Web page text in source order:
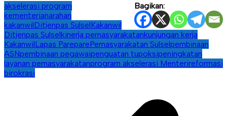
Bagikan:
akselerasi program
kementerianarahan
kakanwilDitjenpas SulselKakanwil
Ditjenpas Sulselkinerja pemasyarakatankunjungan kerja
KakanwilLapas PareparePemasyarakatan Sulselpembinaan
ASNpembinaan pegawaipenguatan tupoksipeningkatan
layanan pemasyarakatanprogram akselerasi Menterireformasi
birokrasi